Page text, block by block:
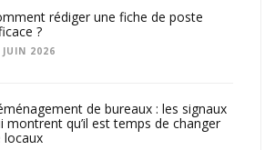
rédiger une fiche de poste
?
JUIN 2026
de bureaux : les signaux
montrent qu’il est temps de changer
locaux